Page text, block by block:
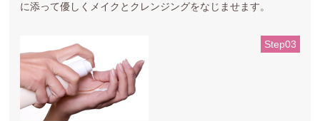
に添って優しくメイクとクレンジングをなじませます。
Step03